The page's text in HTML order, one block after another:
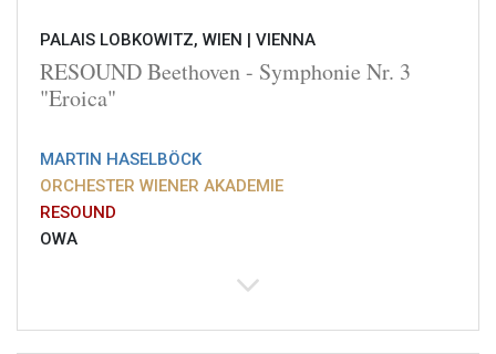
PALAIS LOBKOWITZ, WIEN | VIENNA
RESOUND Beethoven - Symphonie Nr. 3
"Eroica"
MARTIN HASELBÖCK
ORCHESTER WIENER AKADEMIE
RESOUND
OWA